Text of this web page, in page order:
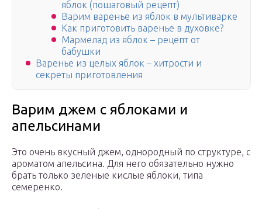
яблок (пошаговый рецепт)
Варим варенье из яблок в мультиварке
Как приготовить варенье в духовке?
Мармелад из яблок – рецепт от
бабушки
Варенье из целых яблок – хитрости и
секреты приготовления
Варим джем с яблоками и
апельсинами
Это очень вкусный джем, однородный по структуре, с
ароматом апельсина. Для него обязательно нужно
брать только зеленые кислые яблоки, типа
семеренко.